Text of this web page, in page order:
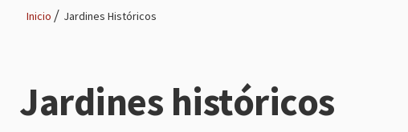
navigation
de
Inicio Jardines Históricos
Jardines históricos